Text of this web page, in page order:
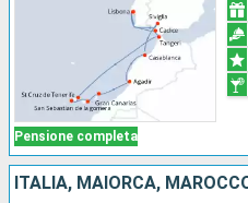
Pensione completa